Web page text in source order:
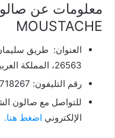
معلومات عن
MOUSTACHE
العنوان: طريق
26563، المملكة العربية السعودية.
رقم التليفون: 966553718267+
الإلكتروني اضغط هنا.